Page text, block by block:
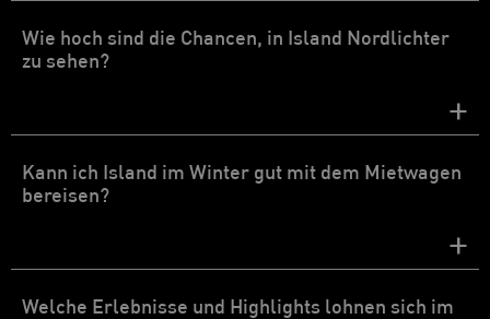
Wie hoch sind die Chancen, in Island Nordlichter
zu sehen?
+
Kann ich Island im Winter gut mit dem Mietwagen
bereisen?
+
Welche Erlebnisse und Highlights lohnen sich im